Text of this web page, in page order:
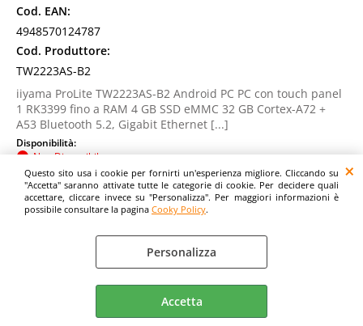
Questo sito usa i cookie per fornirti un'esperienza migliore. Cliccando su
"Accetta" saranno attivate tutte le categorie di cookie. Per decidere quali
accettare, cliccare invece su "Personalizza". Per maggiori informazioni è
possibile consultare la pagina Cooky Policy.
Personalizza
Accetta
Cod. EAN:
4948570124787
Cod. Produttore:
TW2223AS-B2
iiyama ProLite TW2223AS-B2 Android PC PC con touch panel
1 RK3399 fino a RAM 4 GB SSD eMMC 32 GB Cortex-A72 +
A53 Bluetooth 5.2, Gigabit Ethernet [...]
Disponibilità:
Non Disponibile
Prezzo:
Evasione Articolo:
2-5 Giorni lavorativi